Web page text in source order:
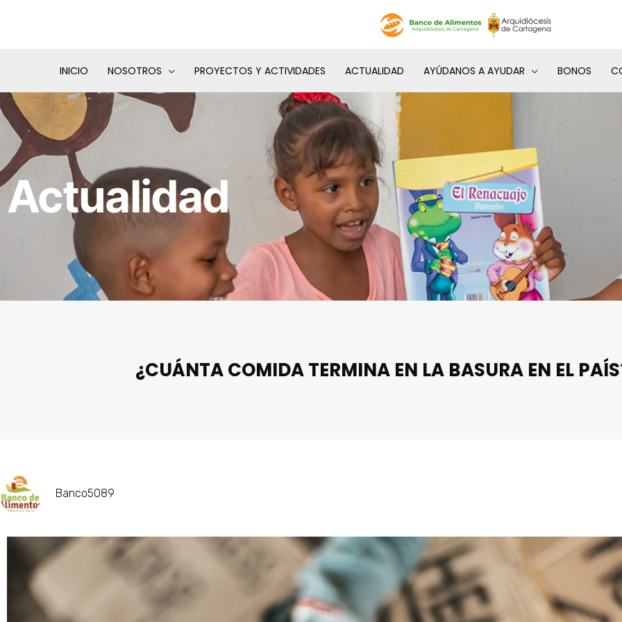
INICIO NOSOTROS PROYECTOS Y ACTIVIDADES ACTUALIDAD AYÚDANOS A AYUDAR BONOS
Actualidad
¿CUÁNTA COMIDA TERMINA EN LA BASURA EN EL
Banco5089